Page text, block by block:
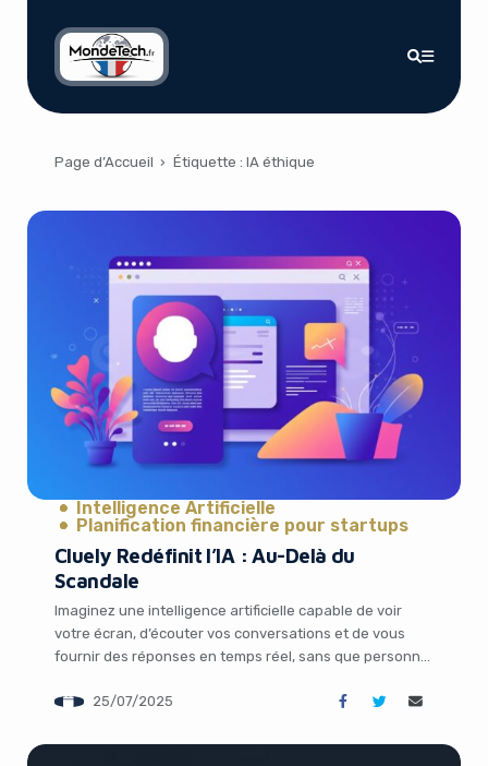
Page d’Accueil › Étiquette : IA éthique
Intelligence Artificielle
Planification financière pour startups
Cluely Redéfinit l’IA : Au-Delà du
Scandale
Imaginez une intelligence artificielle capable de voir
votre écran, d’écouter vos conversations et de vous
fournir des réponses en temps réel, sans que personne
Cluely, une startup qui a secoué le monde de la tech
Fondée par […]
25/07/2025